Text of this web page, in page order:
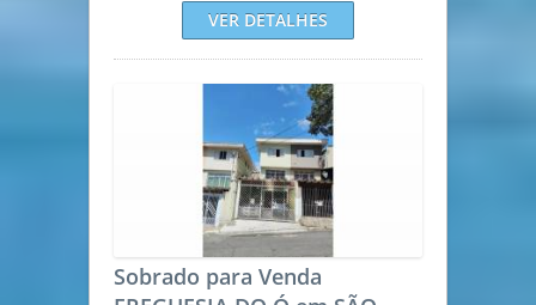
VER DETALHES
Sobrado para Venda